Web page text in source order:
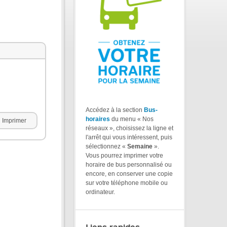
Imprimer
Accédez à la section Bus-
horaires du menu « Nos
réseaux », choisissez la ligne et
l'arrêt qui vous intéressent, puis
sélectionnez « Semaine ».
Vous pourrez imprimer votre
horaire de bus personnalisé ou
encore, en conserver une copie
sur votre téléphone mobile ou
ordinateur.